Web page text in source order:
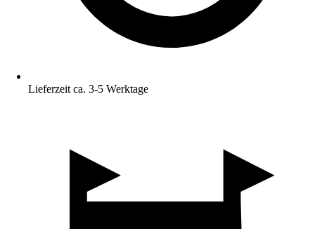
Lieferzeit ca. 3-5 Werktage